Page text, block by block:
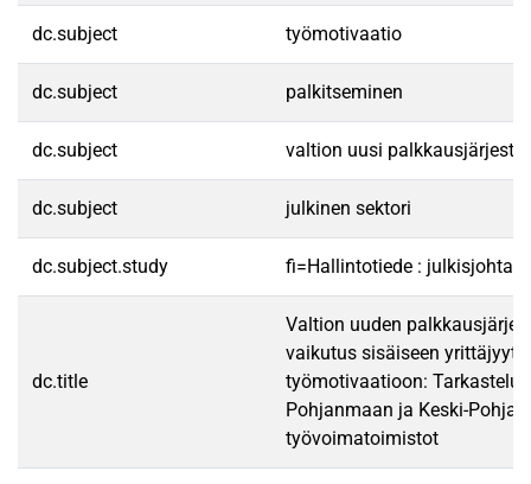
dc.subject työmotivaatio
dc.subject palkitseminen
dc.subject valtion uusi
dc.subject julkinen sektori
dc.subject.study fi=Hallintotiede :
dc.title
Valtion uuden
vaikutus sisäiseen
työmotivaatioon:
Pohjanmaan ja Keski-
työvoimatoimistot